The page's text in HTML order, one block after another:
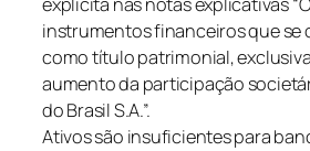
instrumentos financeiros que se
como título patrimonial,
aumento da participação
do Brasil S.A.”.
Ativos são insuficientes para